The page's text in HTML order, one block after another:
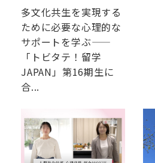
多文化共生を実現する
ために必要な心理的な
サポートを学ぶ——
「トビタテ！留学
JAPAN」第16期生に
合...